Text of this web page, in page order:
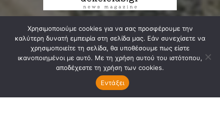
ΣΧΕΤΙΚΑ ΜΕ ΕΜΑΣ
Δεκελείας, ο δικός μας δρόμος, κεντρική αρτηρία της
κοινωνικής, οικιστικής και πολιτιστικής μας ενότητας,
ζευγαρώνει τις δυο πάλαι ποτέ κοινότητες της Νέας
Φιλαδέλφειας και...Διαβάστε Περισσότερα ...
Χρησιμοποιούμε cookies για να σας προσφέρουμε την
καλύτερη δυνατή εμπειρία στη σελίδα μας. Εάν συνεχίσετε να
χρησιμοποιείτε τη σελίδα, θα υποθέσουμε πως είστε
ικανοποιημένοι με αυτό. Με τη χρήση αυτού του ιστότοπου,
αποδέχεστε τη χρήση των cookies.
Εντάξει